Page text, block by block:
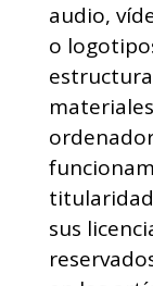
audio,
o
titularidad
sus